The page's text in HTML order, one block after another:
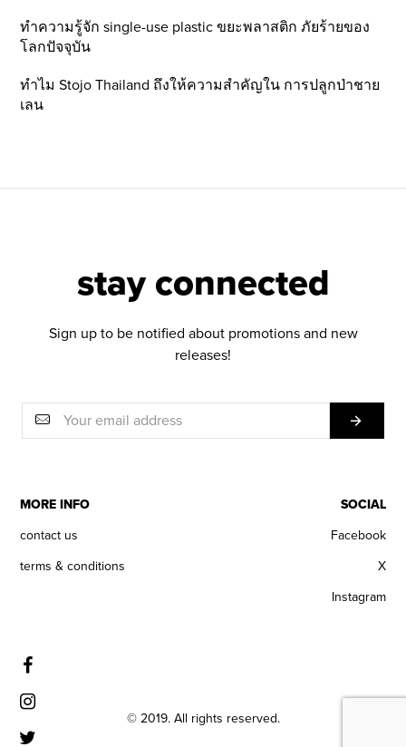
ทำความรู้จัก single-use plastic ขยะพลาสติก ภัยร้ายของ
โลกปัจจุบัน
ทำไม Stojo Thailand ถึงให้ความสำคัญใน การปลูกป่าชาย
เลน
stay connected
Sign up to be notified about promotions and new
releases!
MORE INFO
contact us
terms & conditions
SOCIAL
Facebook
X
Instagram
© 2019. All rights reserved.